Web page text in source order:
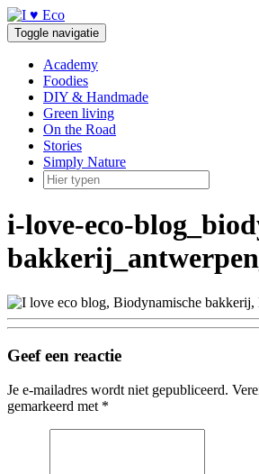
Doorgaan
naar
inhoud
Toggle navigatie
Academy
Foodies
DIY & Handmade
Green living
On the Road
Stories
Simply Nature
i-love-eco-
Geef een reactie
Je e-mailadres wordt niet gepubliceerd.
gemarkeerd met *